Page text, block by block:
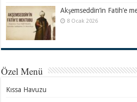
Akşemseddin’in Fatih’e
8 Ocak 2026
Özel Menü
Kıssa Havuzu